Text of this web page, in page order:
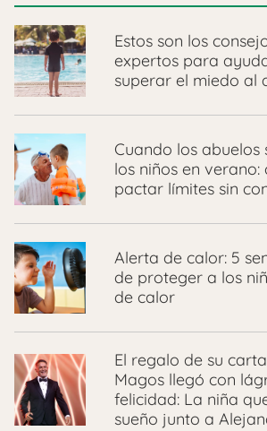
Estos son los
expertos para
superar el miedo al
Cuando los abuelos
los niños en
pactar límites sin
Alerta de calor: 5
de proteger a los
de calor
El regalo de su
Magos llegó con
felicidad: La niña
sueño junto a